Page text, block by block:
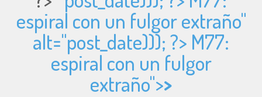
espiral con un fulgor extraño"
alt="post_date))); ?> M77:
espiral con un fulgor
extraño">>